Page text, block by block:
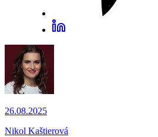
26.08.2025
Nikol Kaštierová